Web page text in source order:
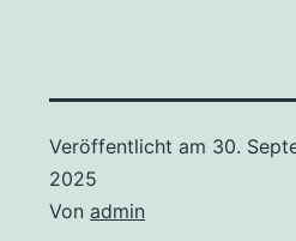
Veröffentlicht am 30.
2025
Von admin